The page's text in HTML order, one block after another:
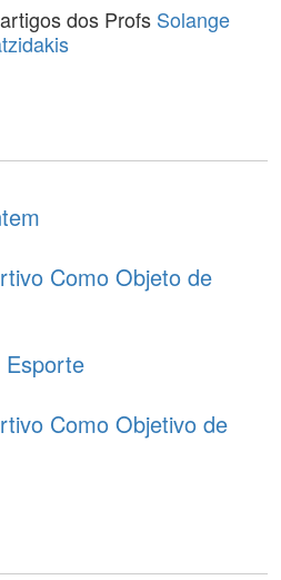
dos Profs Solange
Como Objeto de
Como Objetivo de